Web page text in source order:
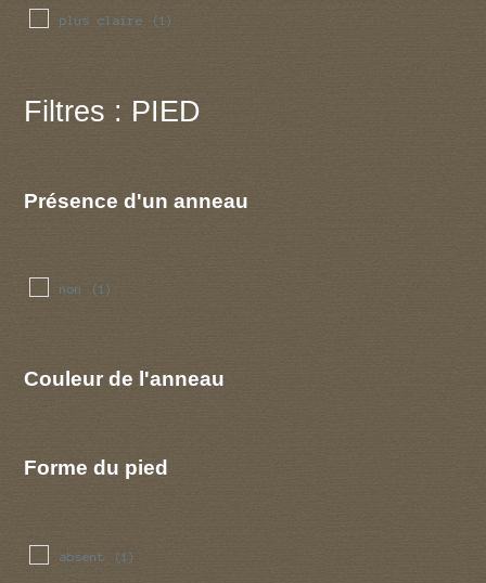
plus claire (1)
Filtres : PIED
Présence d'un anneau
non (1)
Couleur de l'anneau
Forme du pied
absent (1)